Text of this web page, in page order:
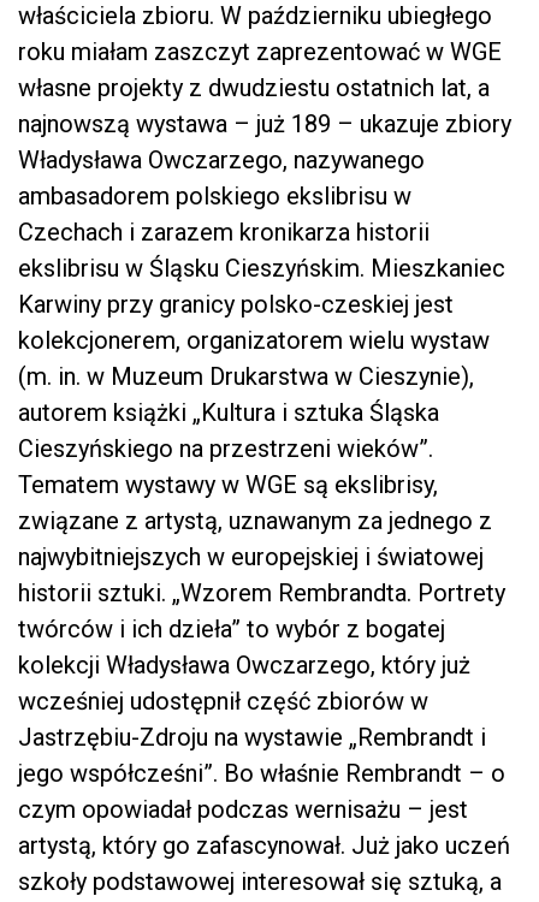
właściciela zbioru. W październiku ubiegłego
roku miałam zaszczyt zaprezentować w WGE
własne projekty z dwudziestu ostatnich lat, a
najnowszą wystawa – już 189 – ukazuje zbiory
Władysława Owczarzego, nazywanego
ambasadorem polskiego ekslibrisu w
Czechach i zarazem kronikarza historii
ekslibrisu w Śląsku Cieszyńskim. Mieszkaniec
Karwiny przy granicy polsko-czeskiej jest
kolekcjonerem, organizatorem wielu wystaw
(m. in. w Muzeum Drukarstwa w Cieszynie),
autorem książki „Kultura i sztuka Śląska
Cieszyńskiego na przestrzeni wieków”.
Tematem wystawy w WGE są ekslibrisy,
związane z artystą, uznawanym za jednego z
najwybitniejszych w europejskiej i światowej
historii sztuki. „Wzorem Rembrandta. Portrety
twórców i ich dzieła” to wybór z bogatej
kolekcji Władysława Owczarzego, który już
wcześniej udostępnił część zbiorów w
Jastrzębiu-Zdroju na wystawie „Rembrandt i
jego współcześni”. Bo właśnie Rembrandt – o
czym opowiadał podczas wernisażu – jest
artystą, który go zafascynował. Już jako uczeń
szkoły podstawowej interesował się sztuką, a